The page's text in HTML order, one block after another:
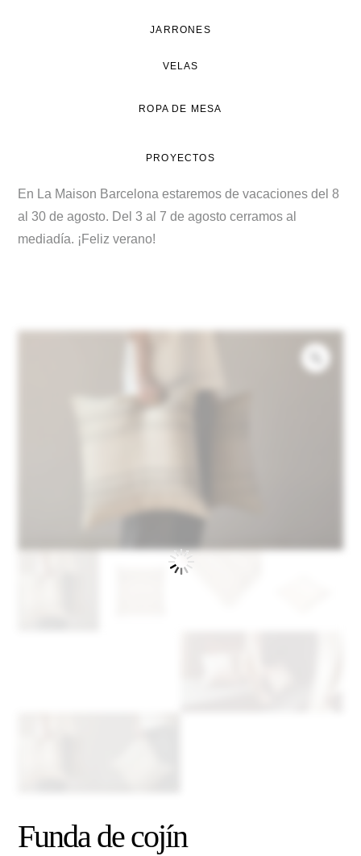
JARRONES
VELAS
ROPA DE MESA
PROYECTOS
En La Maison Barcelona estaremos de vacaciones del 8
al 30 de agosto. Del 3 al 7 de agosto cerramos al
mediadía. ¡Feliz verano!
Funda de cojín